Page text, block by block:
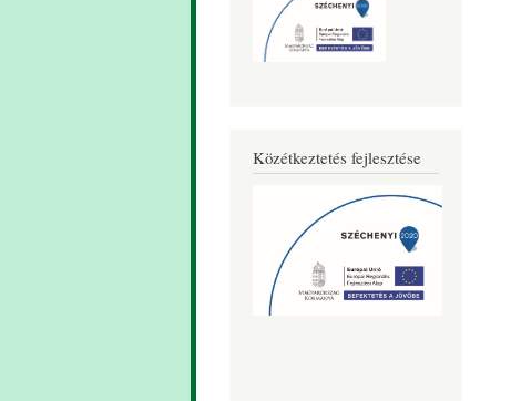
Közétkeztetés fejlesztése